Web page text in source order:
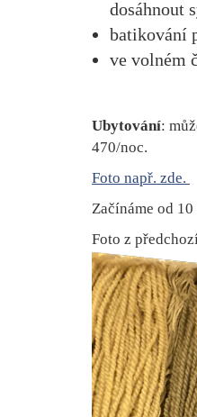
dosáhnout
batikování
ve volném
Ubytování:
470/noc.
Foto např. zde.
Začínáme od
Foto z